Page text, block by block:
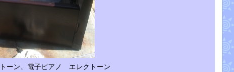
ーン、電子ピアノ エレクトーン